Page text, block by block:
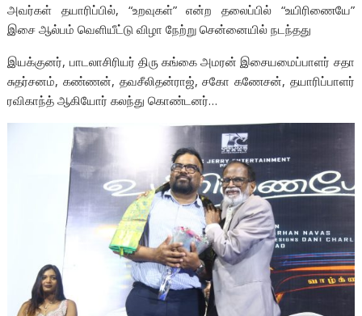
அவர்கள் தயாரிப்பில், “உறவுகள்” என்ற தலைப்பில் “உயிரிணையே”
இசை ஆல்பம் வெளியீட்டு விழா நேற்று சென்னையில் நடந்தது
இயக்குனர், பாடலாசிரியர் திரு கங்கை அமரன் இசையமைப்பாளர் சதா
சுதர்சனம், கண்ணன், தவசீலிதன்ராஜ், சகோ கணேசன், தயாரிப்பாளர்
ரவிகாந்த் ஆகியோர் கலந்து கொண்டனர்…